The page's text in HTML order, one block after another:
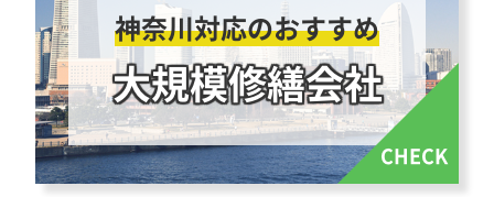
神奈川対応のおすすめ
大規模修繕会社